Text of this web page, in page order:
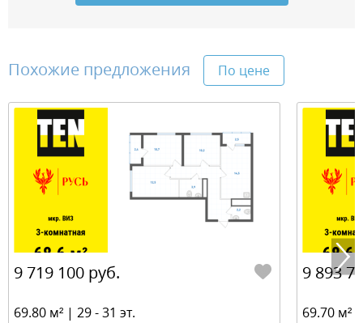
Похожие предложения По цене
9 719 100 руб.
69.80 м² | 29 - 31 эт.
9 893
69.70 м²